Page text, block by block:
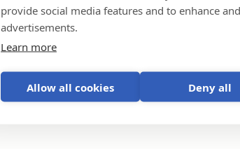
provide social media features and to enhance
advertisements.
Learn more
Allow all cookies Deny all